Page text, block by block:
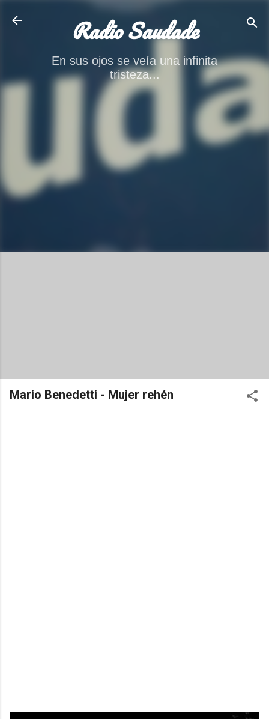
Radio Saudade
En sus ojos se veía una infinita
tristeza...
Mario Benedetti - Mujer rehén